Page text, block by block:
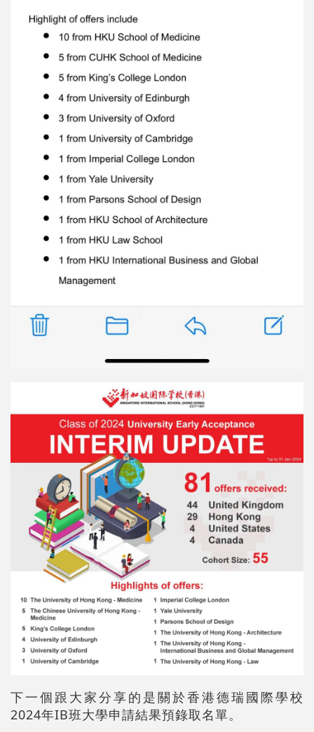
下一個跟大家分享的是關於香港德瑞國際學校
2024年IB班大學申請結果預錄取名單。